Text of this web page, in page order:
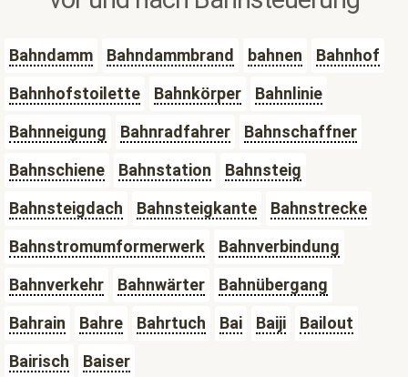
Bahndamm Bahndammbrand bahnen
Bahnhof
Bahnhofstoilette
Bahnkörper
Bahnlinie
Bahnneigung
Bahnradfahrer
Bahnschaffner
Bahnschiene
Bahnstation
Bahnsteig
Bahnsteigdach
Bahnsteigkante
Bahnstrecke
Bahnstromumformerwerk
Bahnverbindung
Bahnverkehr
Bahnwärter
Bahnübergang
Bahrain
Bahre Bahrtuch Bai Baiji
Bailout
Bairisch
Baiser